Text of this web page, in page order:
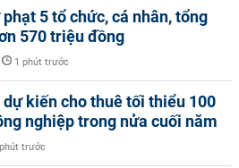
phạt 5 tổ chức, cá nhân, tổng
570 triệu đồng
1 phút trước
dự kiến cho thuê tối thiểu 100
nghiệp trong nửa cuối năm
trước